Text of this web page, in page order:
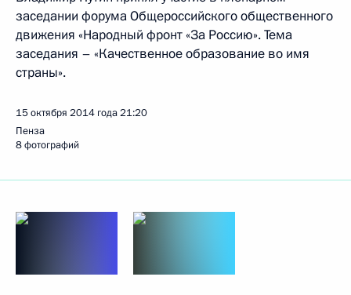
заседании форума Общероссийского общественного
движения «Народный фронт «За Россию». Тема
заседания – «Качественное образование во имя
страны».
15 октября 2014 года21:20
Пенза
8 фотографий